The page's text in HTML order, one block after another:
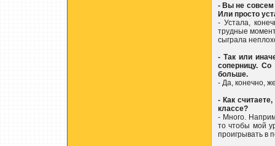
- Вы не совсем
Или просто
- Устала,
трудные
сыграла
- Так или
соперницу.
больше.
- Да, конечно,
- Как
классе?
- Много.
то чтобы мой
проигрывать в